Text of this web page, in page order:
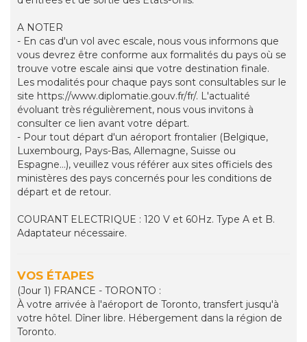
A NOTER
- En cas d'un vol avec escale, nous vous informons que
vous devrez être conforme aux formalités du pays où se
trouve votre escale ainsi que votre destination finale.
Les modalités pour chaque pays sont consultables sur le
site https://www.diplomatie.gouv.fr/fr/. L'actualité
évoluant très régulièrement, nous vous invitons à
consulter ce lien avant votre départ.
- Pour tout départ d'un aéroport frontalier (Belgique,
Luxembourg, Pays-Bas, Allemagne, Suisse ou
Espagne...), veuillez vous référer aux sites officiels des
ministères des pays concernés pour les conditions de
départ et de retour.
COURANT ELECTRIQUE : 120 V et 60Hz. Type A et B.
Adaptateur nécessaire.
VOS ÉTAPES
(Jour 1) FRANCE - TORONTO :
À votre arrivée à l'aéroport de Toronto, transfert jusqu'à
votre hôtel. Dîner libre. Hébergement dans la région de
Toronto.